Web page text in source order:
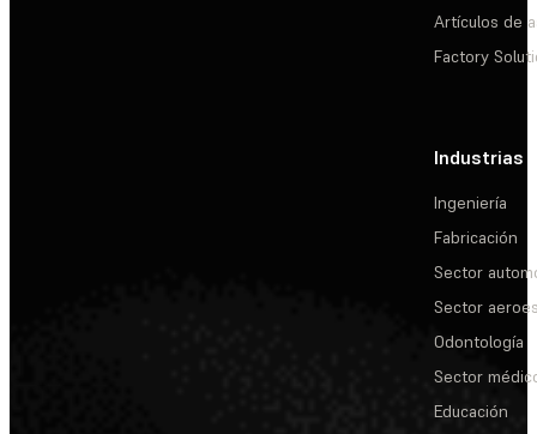
Artículos de
Factory
Industrias
Ingeniería
Fabricación
Sector
Sector
Odontología
Sector
Educación